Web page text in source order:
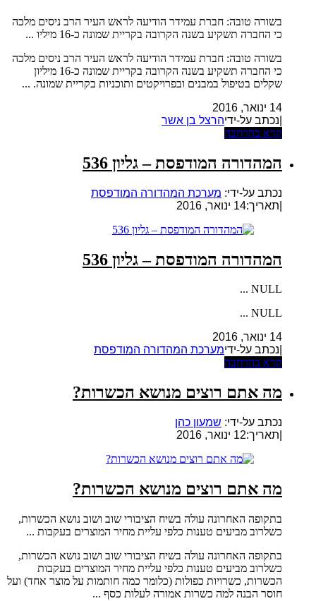
בשורה טובה: חברת עמידר הודיעה לראש העיר הרב ניסים מלכה
כי החברה תשקיע בשנה הקרובה בקריית שמונה כ-16 מיליו ...
בשורה טובה: חברת עמידר הודיעה לראש העיר הרב ניסים מלכה
כי החברה תשקיע בשנה הקרובה בקריית שמונה כ-16 מיליון
שקלים בטיפול במבנים ובפרויקטים ותוכניות בקריית שמונה. ...
14 ינואר, 2016
|נכתב על-ידיהרצל בן אשר
קרא בהרחבה
המהדורה המודפסת – גליון 536
נכתב על-ידי: מערכת המהדורה המודפסת
תאריך:14 ינואר, 2016
המהדורה המודפסת – גליון 536
NULL ...
NULL ...
14 ינואר, 2016
|נכתב על-ידימערכת המהדורה המודפסת
קרא בהרחבה
מה אתם רוצים מנושא הכשרות?
נכתב על-ידי: שמעון כהן
תאריך:12 ינואר, 2016
מה אתם רוצים מנושא הכשרות?
בתקופה האחרונה עולה בשיח הציבורי שוב ושוב נושא הכשרות,
כשלרוב מביעים טענות כלפי עליית מחיר המוצרים בעקבות ...
בתקופה האחרונה עולה בשיח הציבורי שוב ושוב נושא הכשרות,
כשלרוב מביעים טענות כלפי עליית מחיר המוצרים בעקבות
הכשרות, כשרויות כפולות (כלומר כמה חותמות על מוצר אחד) ועל
חוסר הבנה למה כשרות אמורה לעלות כסף ...